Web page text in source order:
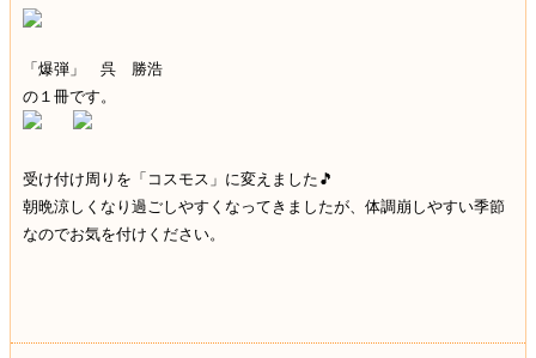
「爆弾」 呉 勝浩
の１冊です。
受け付け周りを「コスモス」に変えました🎵
朝晩涼しくなり過ごしやすくなってきましたが、体調崩しやすい季節
なのでお気を付けください。